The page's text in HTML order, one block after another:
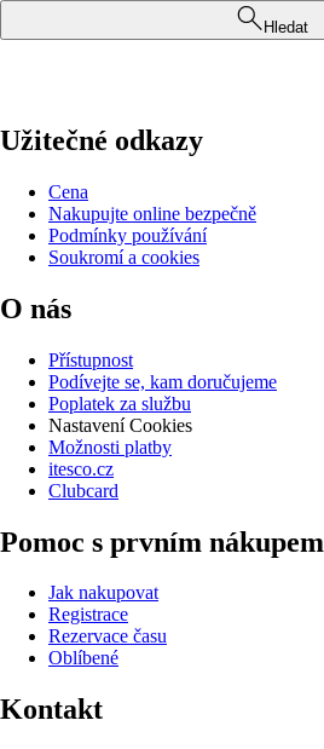
Hledat
Užitečné odkazy
Cena
Nakupujte online bezpečně
Podmínky používání
Soukromí a cookies
O nás
Přístupnost
Podívejte se, kam doručujeme
Poplatek za službu
Nastavení Cookies
Možnosti platby
itesco.cz
Clubcard
Pomoc s prvním nákupem
Jak nakupovat
Registrace
Rezervace času
Oblíbené
Kontakt